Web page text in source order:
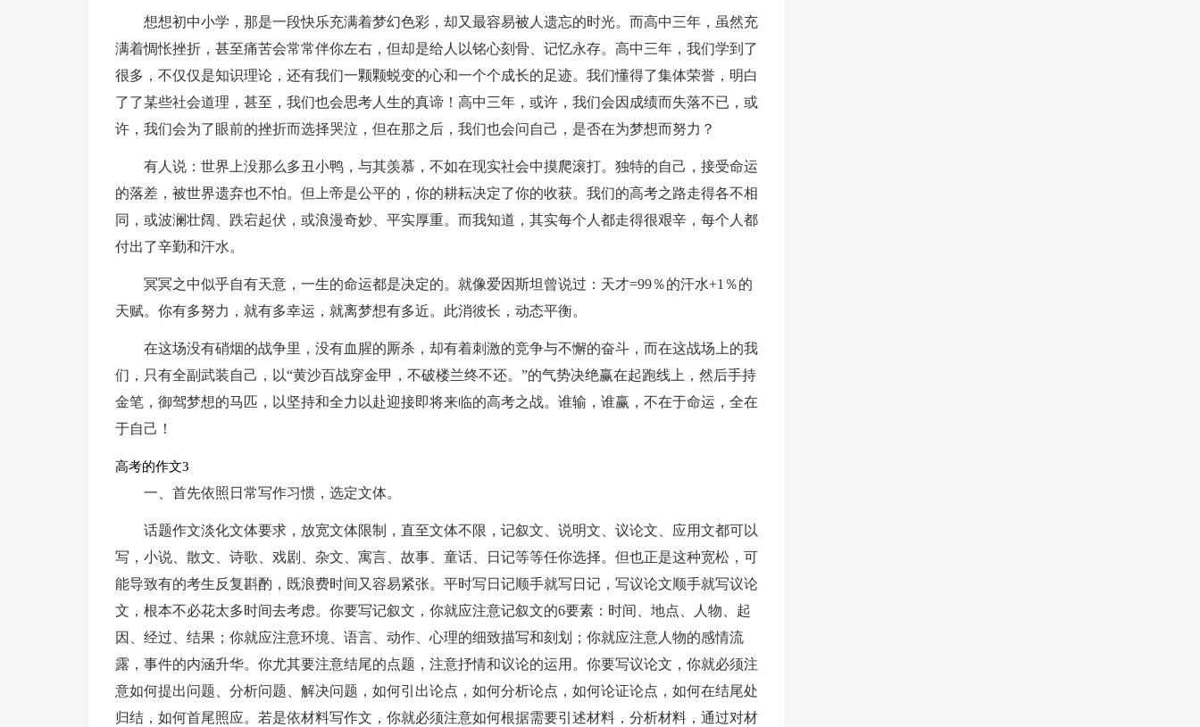
想想初中小学，那是一段快乐充满着梦幻色彩，却又最容易被人遗忘的时光。而高中三年，虽然充
满着惆怅挫折，甚至痛苦会常常伴你左右，但却是给人以铭心刻骨、记忆永存。高中三年，我们学到了
很多，不仅仅是知识理论，还有我们一颗颗蜕变的心和一个个成长的足迹。我们懂得了集体荣誉，明白
了了某些社会道理，甚至，我们也会思考人生的真谛！高中三年，或许，我们会因成绩而失落不已，或
许，我们会为了眼前的挫折而选择哭泣，但在那之后，我们也会问自己，是否在为梦想而努力？
有人说：世界上没那么多丑小鸭，与其羡慕，不如在现实社会中摸爬滚打。独特的自己，接受命运
的落差，被世界遗弃也不怕。但上帝是公平的，你的耕耘决定了你的收获。我们的高考之路走得各不相
同，或波澜壮阔、跌宕起伏，或浪漫奇妙、平实厚重。而我知道，其实每个人都走得很艰辛，每个人都
付出了辛勤和汗水。
冥冥之中似乎自有天意，一生的命运都是决定的。就像爱因斯坦曾说过：天才=99％的汗水+1％的
天赋。你有多努力，就有多幸运，就离梦想有多近。此消彼长，动态平衡。
在这场没有硝烟的战争里，没有血腥的厮杀，却有着刺激的竞争与不懈的奋斗，而在这战场上的我
们，只有全副武装自己，以“黄沙百战穿金甲，不破楼兰终不还。”的气势决绝赢在起跑线上，然后手持
金笔，御驾梦想的马匹，以坚持和全力以赴迎接即将来临的高考之战。谁输，谁赢，不在于命运，全在
于自己！
高考的作文3
一、首先依照日常写作习惯，选定文体。
话题作文淡化文体要求，放宽文体限制，直至文体不限，记叙文、说明文、议论文、应用文都可以
写，小说、散文、诗歌、戏剧、杂文、寓言、故事、童话、日记等等任你选择。但也正是这种宽松，可
能导致有的考生反复斟酌，既浪费时间又容易紧张。平时写日记顺手就写日记，写议论文顺手就写议论
文，根本不必花太多时间去考虑。你要写记叙文，你就应注意记叙文的6要素：时间、地点、人物、起
因、经过、结果；你就应注意环境、语言、动作、心理的细致描写和刻划；你就应注意人物的感情流
露，事件的内涵升华。你尤其要注意结尾的点题，注意抒情和议论的运用。你要写议论文，你就必须注
意如何提出问题、分析问题、解决问题，如何引出论点，如何分析论点，如何论证论点，如何在结尾处
归结，如何首尾照应。若是依材料写作文，你就必须注意如何根据需要引述材料，分析材料，通过对材